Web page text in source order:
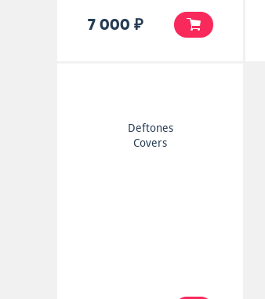
7 000 ₽
Deftones
Covers